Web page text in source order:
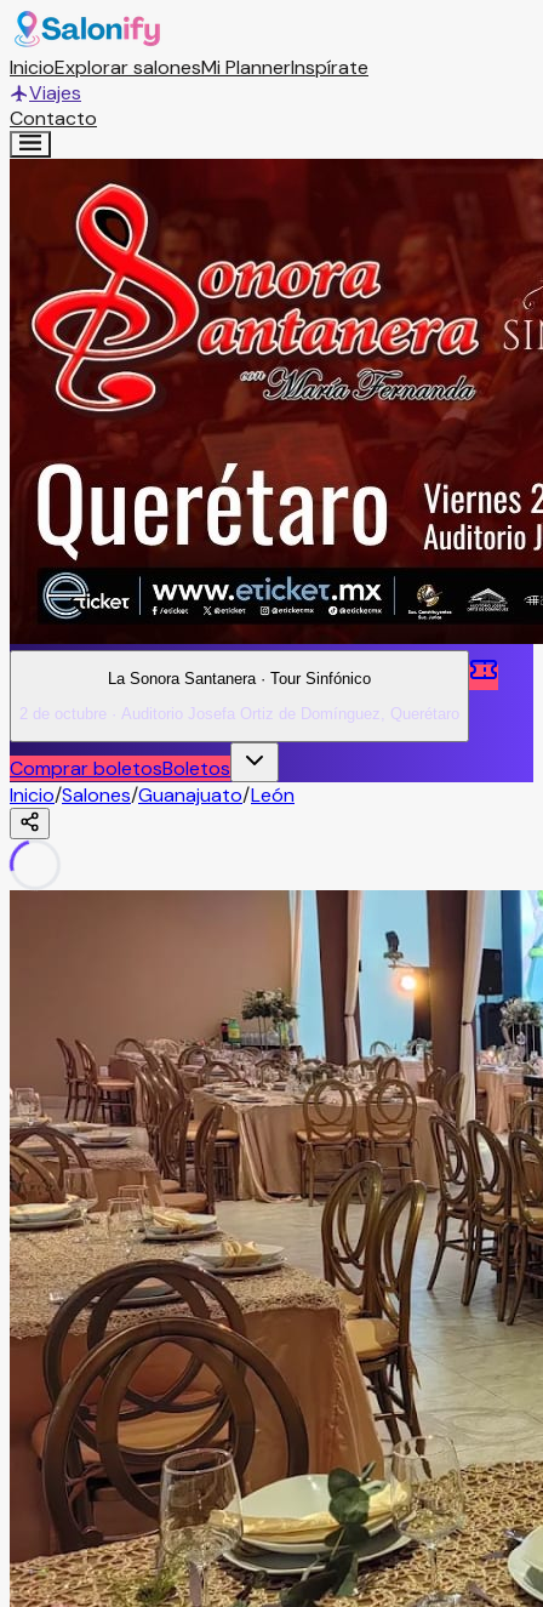
InicioExplorar salonesMi PlannerInspírate
Viajes
Contacto
La Sonora Santanera · Tour Sinfónico
2 de octubre · Auditorio Josefa Ortiz de Domínguez, Querétaro
Comprar boletosBoletos
Inicio/Salones/Guanajuato/León